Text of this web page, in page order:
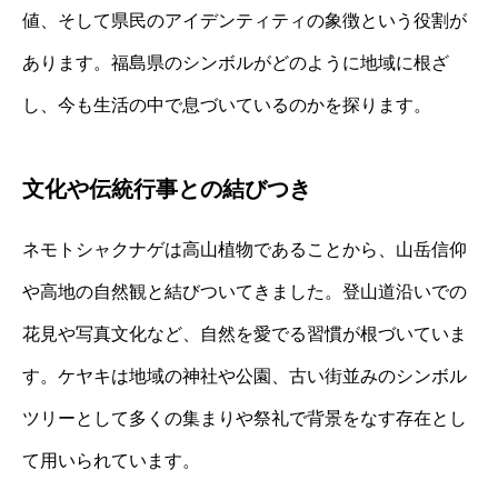
値、そして県民のアイデンティティの象徴という役割が
あります。福島県のシンボルがどのように地域に根ざ
し、今も生活の中で息づいているのかを探ります。
文化や伝統行事との結びつき
ネモトシャクナゲは高山植物であることから、山岳信仰
や高地の自然観と結びついてきました。登山道沿いでの
花見や写真文化など、自然を愛でる習慣が根づいていま
す。ケヤキは地域の神社や公園、古い街並みのシンボル
ツリーとして多くの集まりや祭礼で背景をなす存在とし
て用いられています。